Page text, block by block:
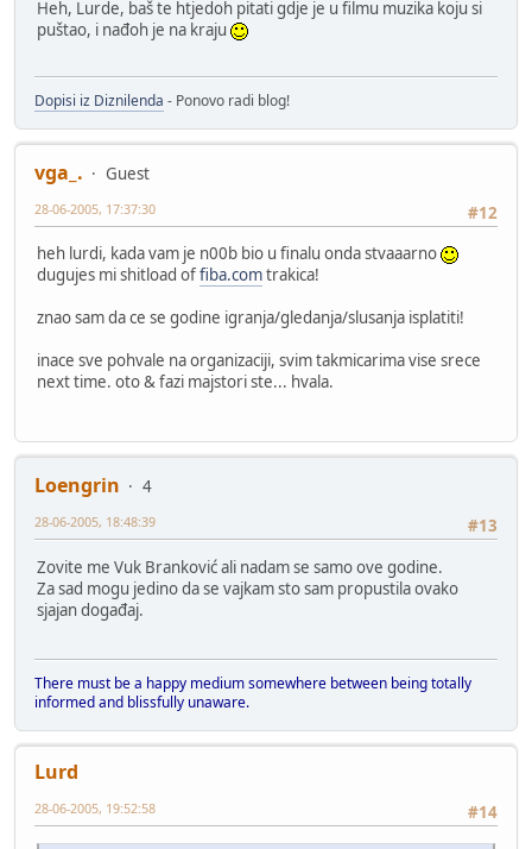
Heh, Lurde, baš te htjedoh pitati gdje je u filmu muzika koju si
puštao, i nađoh je na kraju
Dopisi iz Diznilenda - Ponovo radi blog!
vga_.
Guest
#12
28-06-2005, 17:37:30
heh lurdi, kada vam je n00b bio u finalu onda stvaaarno
dugujes mi shitload offiba.comtrakica!
znao sam da ce se godine igranja/gledanja/slusanja isplatiti!
inace sve pohvale na organizaciji, svim takmicarima vise srece
next time. oto & fazi majstori ste... hvala.
Loengrin
4
#13
28-06-2005, 18:48:39
Zovite me Vuk Branković ali nadam se samo ove godine.
Za sad mogu jedino da se vajkam sto sam propustila ovako
sjajan događaj.
There must be a happy medium somewhere between being totally
informed and blissfully unaware.
Lurd
#14
28-06-2005, 19:52:58